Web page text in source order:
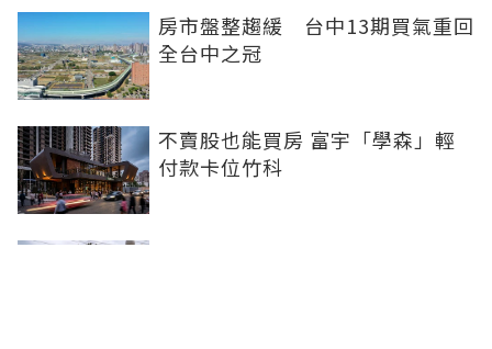
房市盤整趨緩 台中13期買氣重回
全台中之冠
不賣股也能買房 富宇「學森」輕
付款卡位竹科